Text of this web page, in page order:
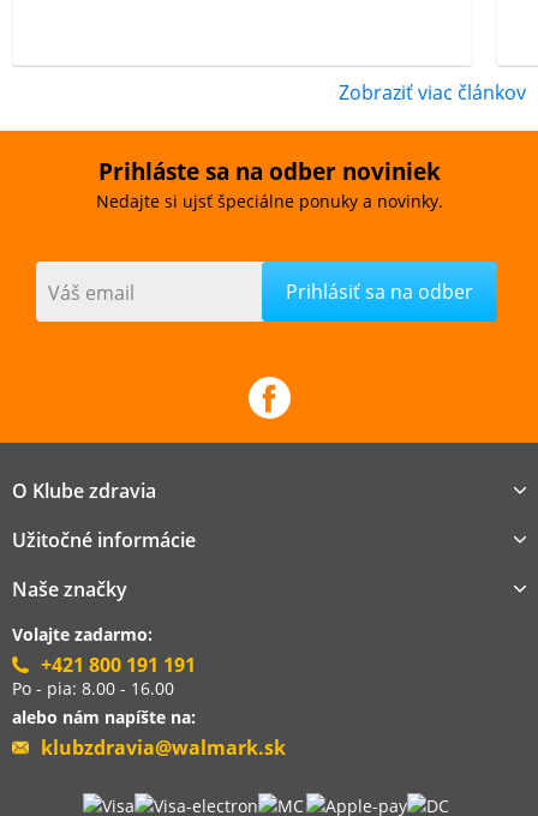
Zobraziť viac článkov
Prihláste sa na odber noviniek
Nedajte si ujsť špeciálne ponuky a novinky.
Váš email
O Klube zdravia
Užitočné informácie
Naše značky
Volajte zadarmo:
+421 800 191 191
Po - pia: 8.00 - 16.00
alebo nám napíšte na:
klubzdravia@walmark.sk